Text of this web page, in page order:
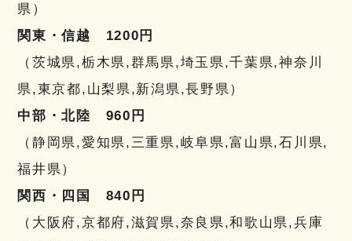
県）
関東・信越 1200円
（茨城県,栃木県,群馬県,埼玉県,千葉県,神奈川
県,東京都,山梨県,新潟県,長野県）
中部・北陸 960円
（静岡県,愛知県,三重県,岐阜県,富山県,石川県,
福井県）
関西・四国 840円
（大阪府,京都府,滋賀県,奈良県,和歌山県,兵庫